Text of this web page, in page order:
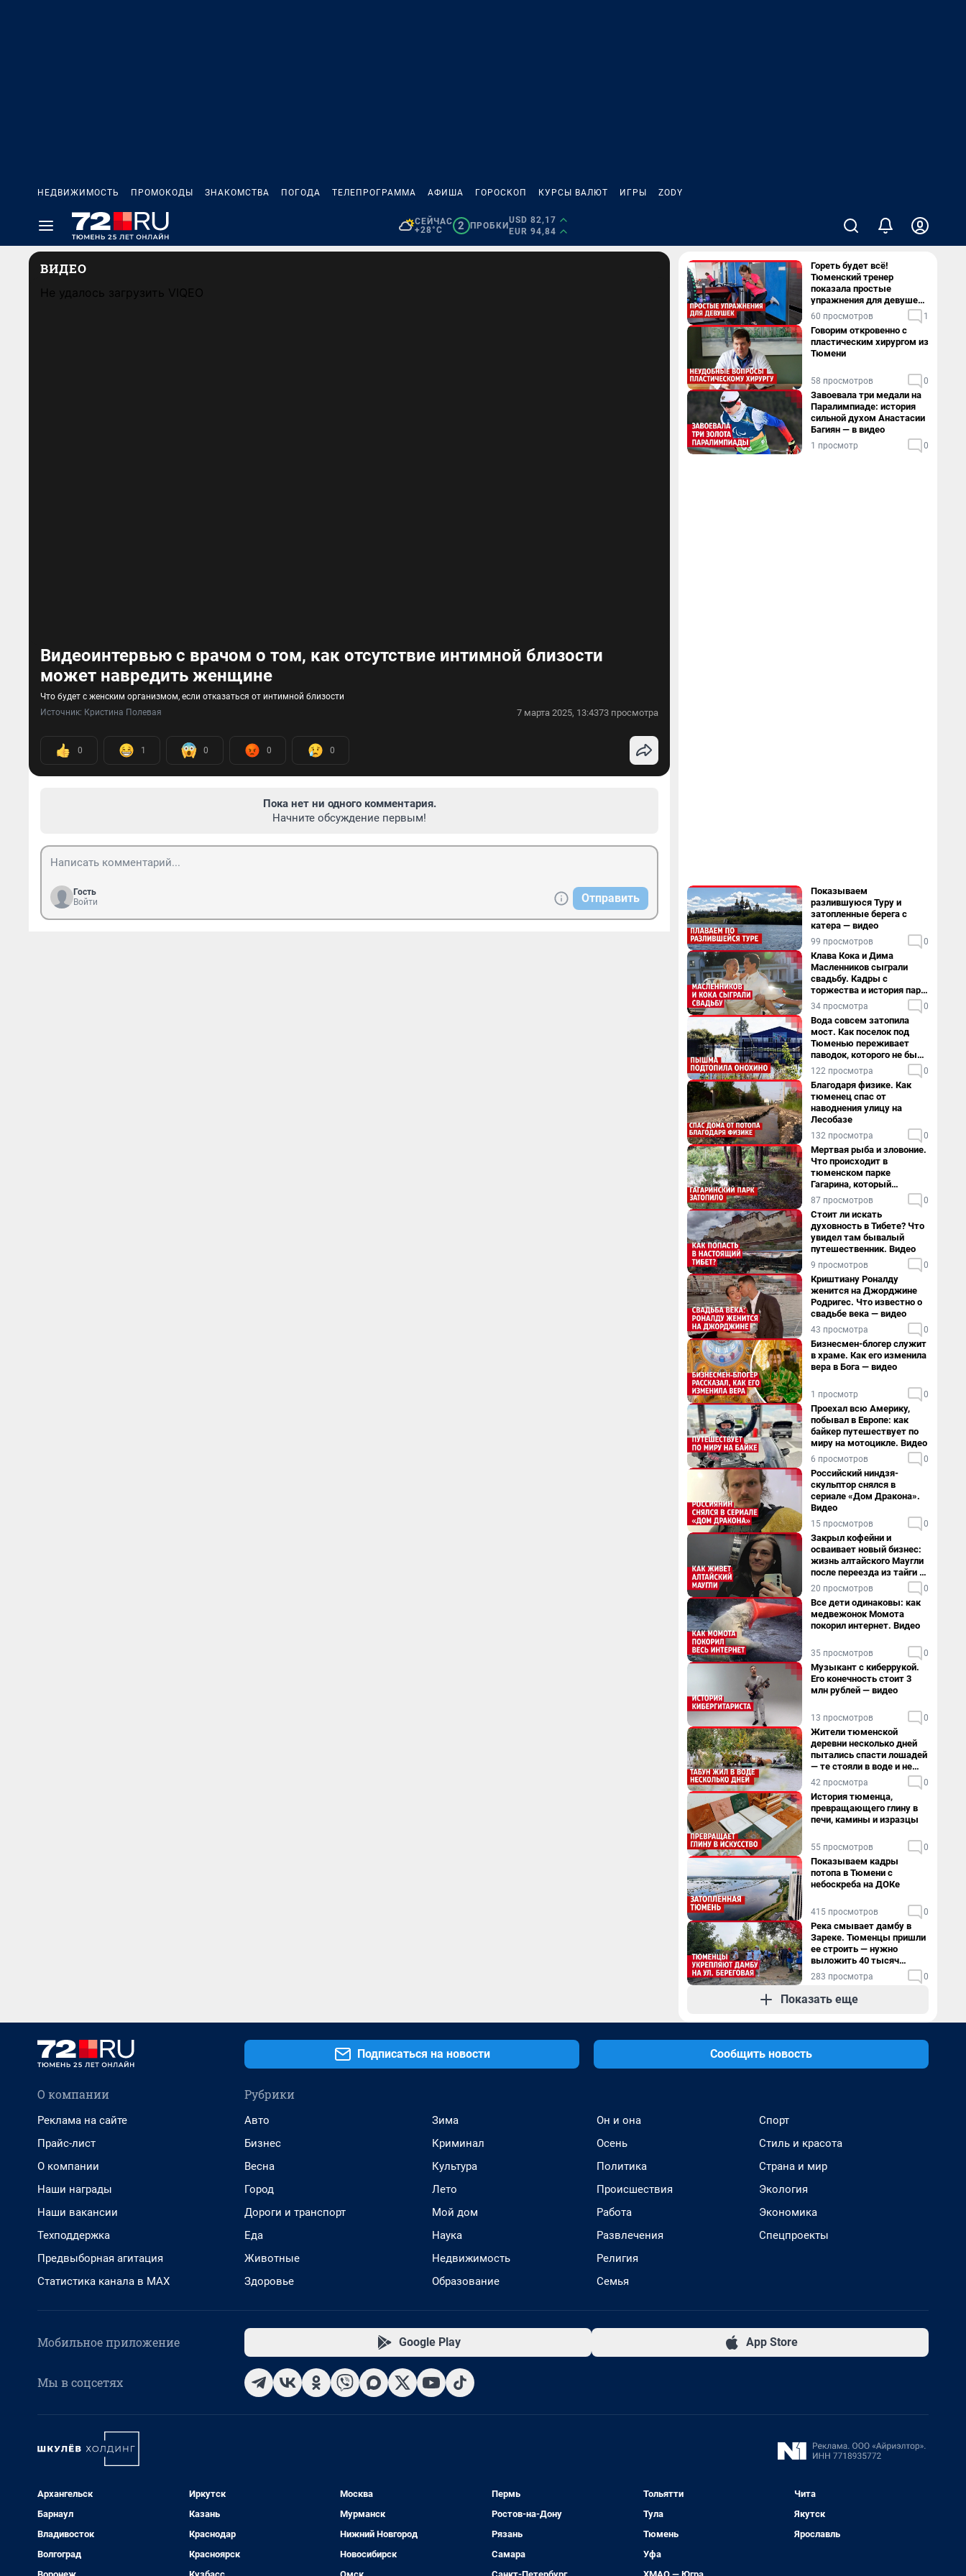
НЕДВИЖИМОСТЬ ПРОМОКОДЫ ЗНАКОМСТВА ПОГОДА ТЕЛЕПРОГРАММА АФИША ГОРОСКОП КУРСЫ ВАЛЮТ ИГРЫ ZODY
СЕЙЧАС
+28°C
2 ПРОБКИ
USD 82,17
EUR 94,84
ВИДЕО
Не удалось загрузить VIQEO
Видеоинтервью с врачом о том, как отсутствие интимной близости
может навредить женщине
Что будет с женским организмом, если отказаться от интимной близости
Источник: Кристина Полевая 7 марта 2025, 13:4373 просмотра
0 1 0 0 0
Пока нет ни одного комментария.
Начните обсуждение первым!
Гость
Войти
Отправить
Гореть будет всё!
Тюменский тренер
показала простые
упражнения для девушек,
которые можно делать
дома
60 просмотров 1
Говорим откровенно с
пластическим хирургом из
Тюмени
58 просмотров 0
Завоевала три медали на
Паралимпиаде: история
сильной духом Анастасии
Багиян — в видео
1 просмотр 0
Показываем
разлившуюся Туру и
затопленные берега с
катера — видео
99 просмотров 0
Клава Кока и Дима
Масленников сыграли
свадьбу. Кадры с
торжества и история пары
— в видео
34 просмотра 0
Вода совсем затопила
мост. Как поселок под
Тюменью переживает
паводок, которого не было
в его истории — репортаж
122 просмотра 0
Благодаря физике. Как
тюменец спас от
наводнения улицу на
Лесобазе
132 просмотра 0
Мертвая рыба и зловоние.
Что происходит в
тюменском парке
Гагарина, который
поглощает черная вода
87 просмотров 0
Стоит ли искать
духовность в Тибете? Что
увидел там бывалый
путешественник. Видео
9 просмотров 0
Криштиану Роналду
женится на Джорджине
Родригес. Что известно о
свадьбе века — видео
43 просмотра 0
Бизнесмен-блогер служит
в храме. Как его изменила
вера в Бога — видео
1 просмотр 0
Проехал всю Америку,
побывал в Европе: как
байкер путешествует по
миру на мотоцикле. Видео
6 просмотров 0
Российский ниндзя-
скульптор снялся в
сериале «Дом Дракона».
Видео
15 просмотров 0
Закрыл кофейни и
осваивает новый бизнес:
жизнь алтайского Маугли
после переезда из тайги в
столицу
20 просмотров 0
Все дети одинаковы: как
медвежонок Момота
покорил интернет. Видео
35 просмотров 0
Музыкант с киберрукой.
Его конечность стоит 3
млн рублей — видео
13 просмотров 0
Жители тюменской
деревни несколько дней
пытались спасти лошадей
— те стояли в воде и не
хотели уходить
42 просмотра 0
История тюменца,
превращающего глину в
печи, камины и изразцы
55 просмотров 0
Показываем кадры
потопа в Тюмени с
небоскреба на ДОКе
415 просмотров 0
Река смывает дамбу в
Зареке. Тюменцы пришли
ее строить — нужно
выложить 40 тысяч
мешков за сутки
283 просмотра 0
Показать еще
Подписаться на новости Сообщить новость
О компании
Реклама на сайте
Прайс-лист
О компании
Наши награды
Наши вакансии
Техподдержка
Предвыборная агитация
Статистика канала в MAX
Рубрики
Авто
Бизнес
Весна
Город
Дороги и транспорт
Еда
Животные
Здоровье
Зима
Криминал
Культура
Лето
Мой дом
Наука
Недвижимость
Образование
Он и она
Осень
Политика
Происшествия
Работа
Развлечения
Религия
Семья
Спорт
Стиль и красота
Страна и мир
Экология
Экономика
Спецпроекты
Мобильное приложение Google Play App Store
Мы в соцсетях
Архангельск
Барнаул
Владивосток
Волгоград
Иркутск
Казань
Краснодар
Красноярск
Москва
Мурманск
Нижний Новгород
Новосибирск
Пермь
Ростов-на-Дону
Рязань
Самара
Тольятти
Тула
Тюмень
Уфа
Чита
Якутск
Ярославль